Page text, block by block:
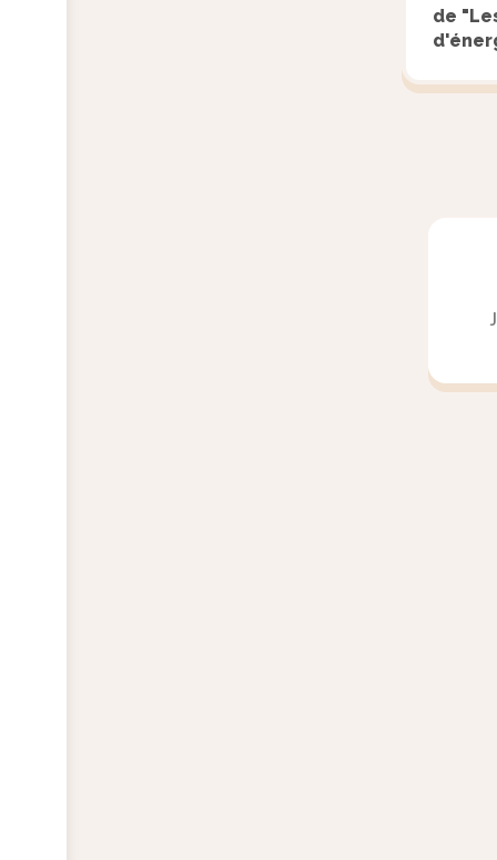
de